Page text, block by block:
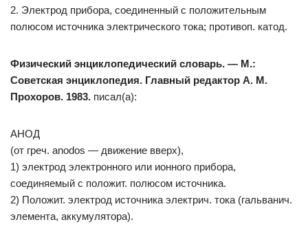
2. Электрод прибора, соединенный с положительным
полюсом источника электрического тока; противоп. катод.
Физический энциклопедический словарь. — М.:
Советская энциклопедия. Главный редактор А. М.
Прохоров. 1983. писал(а):
АНОД
(от греч. anodos — движение вверх),
1) электрод электронного или ионного прибора,
соединяемый с положит. полюсом источника.
2) Положит. электрод источника электрич. тока (гальванич.
элемента, аккумулятора).